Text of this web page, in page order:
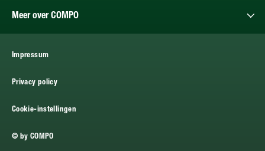
Meer over COMPO
Impressum
Privacy policy
Cookie-instellingen
© by COMPO